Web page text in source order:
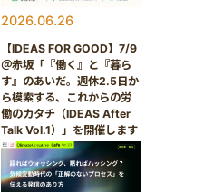
2026.06.26
【IDEAS FOR GOOD】7/9
＠赤坂「『働く』と『暮ら
す』のあいだ。週休2.5日か
ら模索する、これからの労
働のカタチ（IDEAS After
Talk Vol.1）」を開催します